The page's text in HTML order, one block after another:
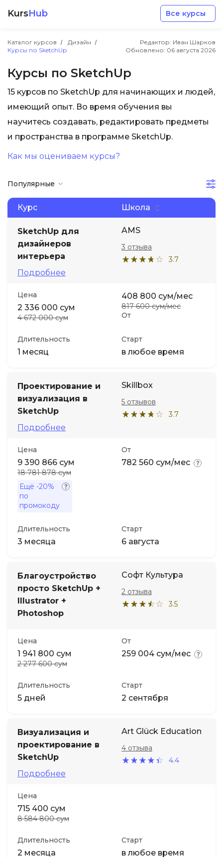
KursHub Все курсы
Каталог курсов
Дизайн
Курсы по SketchUp
Редактор: Иван Шарков
Обновлено: 06 августа 2026
Курсы по SketchUp
15 курсов по SketchUp для начинающих и людей,
имеющий опыт. Во время обучения вы
научитесь создавать, редактировать предметы
и пространства в программе SketchUp.
Как мы оцениваем курсы?
Популярные
Курс Школа
SketchUp для
дизайнеров
интерьера
Подробнее
AMS
3.7
3 отзыва
Цена
2 336 000 сум
4 672 000 сум От
408 800 сум/мес
817 600 сум/мес
Длительность
1 месяц
Старт
в любое время
Проектирование и
визуализация в
SketchUp
Подробнее
Skillbox
3.7
5 отзывов
Цена
9 390 866 сум
18 781 878 сум
Ещё -20%
по
промокоду
От
782 560 сум/мес
Длительность
3 месяца
Старт
6 августа
Благоустройство
просто SketchUp +
Illustrator +
Photoshop
Софт Культура
3.5
2 отзыва
Цена
1 941 800 сум
2 277 600 сум
От
259 004 сум/мес
Длительность
5 дней
Старт
2 сентября
Визуализация и
проектирование в
SketchUp
Подробнее
Art Glück Education
4.4
4 отзыва
Цена
715 400 сум
8 584 800 сум
Длительность
2 месяца
Старт
в любое время
Разработка
Маркетинг
Дизайн
Аналитика
Менеджмент
Иностранные языки
Soft Skills
ДПО
Акции и промокоды